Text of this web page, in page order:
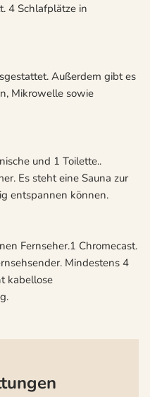
4 Schlafplätze in
Außerdem gibt es
Mikrowelle sowie
und 1 Toilette..
Es steht eine Sauna zur
entspannen können.
Fernseher.1 Chromecast.
Mindestens 4
kabellose